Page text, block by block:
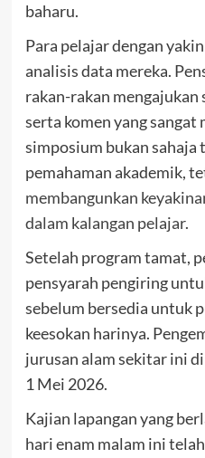
baharu.
Para pelajar dengan
analisis data mereka.
rakan-rakan
serta komen yang sangat
simposium bukan sahaja
pemahaman akademik,
membangunkan
dalam kalangan pelajar.
Setelah program tamat,
pensyarah pengiring
sebelum bersedia untuk
keesokan harinya.
jurusan alam sekitar ini
1 Mei 2026.
Kajian lapangan yang
hari enam malam ini